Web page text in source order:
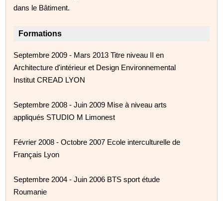
dans le Bâtiment.
Formations
Septembre 2009 - Mars 2013 Titre niveau II en
Architecture d'intérieur et Design Environnemental
Institut CREAD LYON
Septembre 2008 - Juin 2009 Mise à niveau arts
appliqués STUDIO M Limonest
Février 2008 - Octobre 2007 Ecole interculturelle de
Français Lyon
Septembre 2004 - Juin 2006 BTS sport étude
Roumanie